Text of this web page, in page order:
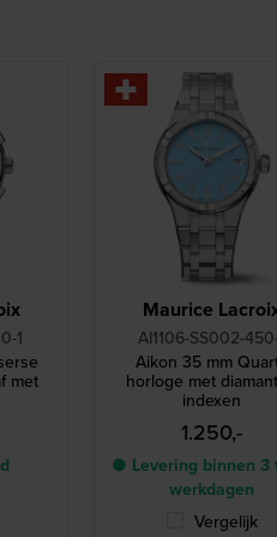
1
met
Maurice
AI1106-SS002-
Aikon 35 mm
horloge met
indexen
1.250,-
● Levering binnen 3
werkdagen
Vergelijk